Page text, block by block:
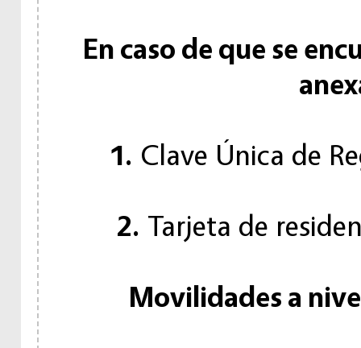
En caso de que se
1. Clave Única de
2. Tarjeta de
Movilidades a